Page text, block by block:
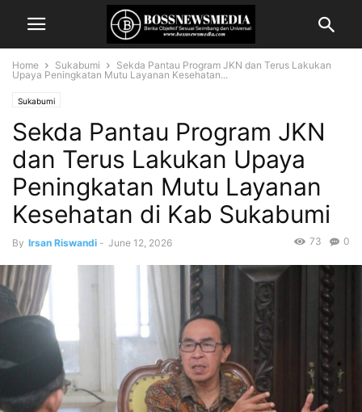
Home Sukabumi
Sekda Pantau Program JKN dan Terus Lakukan
Upaya Peningkatan Mutu Layanan Kesehatan...
Sukabumi
Sekda Pantau Program JKN
dan Terus Lakukan Upaya
Peningkatan Mutu Layanan
Kesehatan di Kab Sukabumi
By Irsan Riswandi - June 12, 2026 0
73